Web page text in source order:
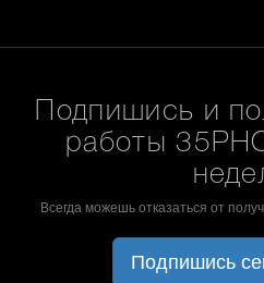
Подпишись и
работы
Всегда можешь отказаться от
Подпишись